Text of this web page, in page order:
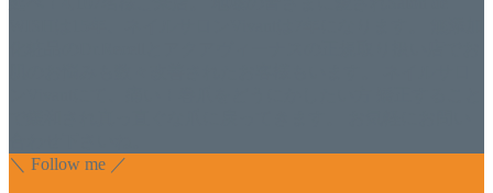
＼ Follow me ／